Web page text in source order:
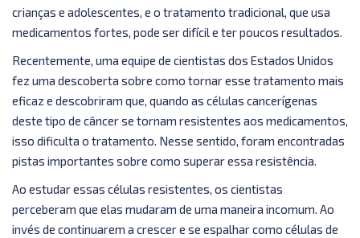
crianças e adolescentes, e o tratamento tradicional, que usa
medicamentos fortes, pode ser difícil e ter poucos resultados.
Recentemente, uma equipe de cientistas dos Estados Unidos
fez uma descoberta sobre como tornar esse tratamento mais
eficaz e descobriram que, quando as células cancerígenas
deste tipo de câncer se tornam resistentes aos medicamentos,
isso dificulta o tratamento. Nesse sentido, foram encontradas
pistas importantes sobre como superar essa resistência.
Ao estudar essas células resistentes, os cientistas
perceberam que elas mudaram de uma maneira incomum. Ao
invés de continuarem a crescer e se espalhar como células de